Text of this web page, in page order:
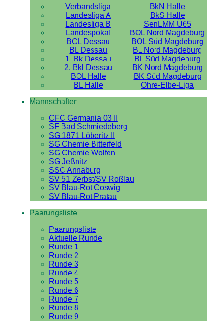
Verbandsliga
BkN Halle
Landesliga A
BkS Halle
Landesliga B
SenLMM Ü65
Landespokal
BOL Nord Magdeburg
BOL Dessau
BOL Süd Magdeburg
BL Dessau
BL Nord Magdeburg
1. Bk Dessau
BL Süd Magdeburg
2. Bkl Dessau
BK Nord Magdeburg
BOL Halle
BK Süd Magdeburg
BL Halle
Ohre-Elbe-Liga
Mannschaften
CFC Germania 03 II
SF Bad Schmiedeberg
SG 1871 Löberitz II
SG Chemie Bitterfeld
SG Chemie Wolfen
SG Jeßnitz
SSC Annaburg
SV 51 Zerbst/SV Roßlau
SV Blau-Rot Coswig
SV Blau-Rot Pratau
Paarungsliste
Paarungsliste
Aktuelle Runde
Runde 1
Runde 2
Runde 3
Runde 4
Runde 5
Runde 6
Runde 7
Runde 8
Runde 9